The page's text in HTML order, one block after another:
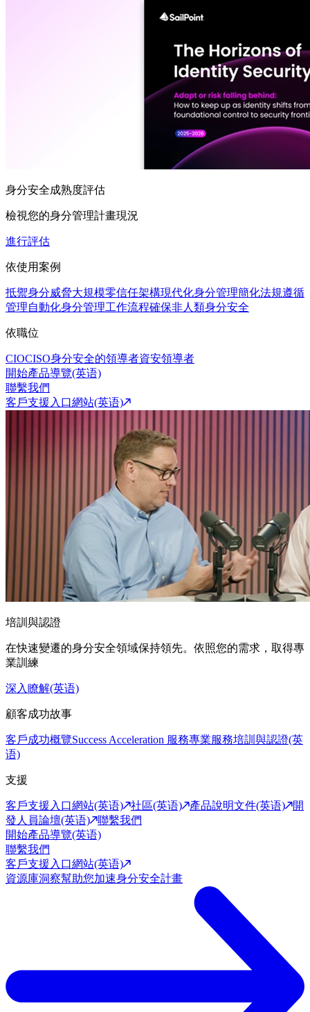
身分安全成熟度評估
檢視您的身分管理計畫現況
進行評估
依使用案例
抵禦身分威脅大規模零信任架構現代化身分管理簡化法規遵循
管理自動化身分管理工作流程確保非人類身分安全
依職位
CIOCISO身分安全的領導者資安領導者
開始產品導覽(英语)
聯繫我們
客戶支援入口網站(英语)
培訓與認證
在快速變遷的身分安全領域保持領先。依照您的需求，取得專
業訓練
深入瞭解(英语)
顧客成功故事
客戶成功概覽Success Acceleration 服務專業服務培訓與認證(英
语)
支援
客戶支援入口網站(英语) 社區(英语) 產品說明文件(英语)
開
發人員論壇(英语)
聯繫我們
開始產品導覽(英语)
聯繫我們
客戶支援入口網站(英语)
資源庫洞察幫助您加速身分安全計畫